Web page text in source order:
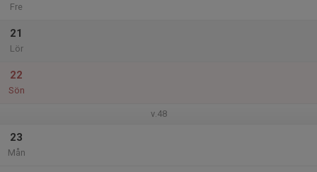
Fre
21
Lör
22
Sön
v.48
23
Mån